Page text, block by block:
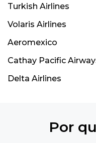
Turkish Airlines
Volaris Airlines
Aeromexico
Cathay Pacific
Delta Airlines
Por